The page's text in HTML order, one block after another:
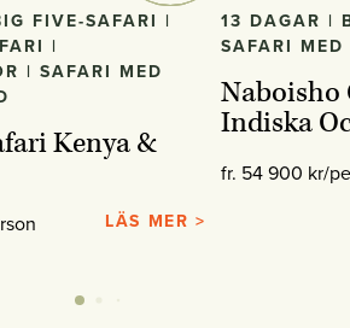
FIVE-SAFARI |
|
| SAFARI MED
Kenya &
LÄS MER >
13 DAGAR |
SAFARI
Naboisho
Indiska
fr. 54 900 kr/